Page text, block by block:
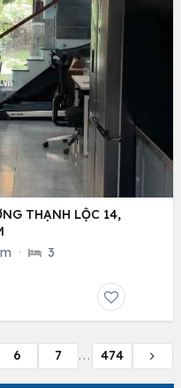
THẠNH LỘC 14,
· 3
6 7 ... 474